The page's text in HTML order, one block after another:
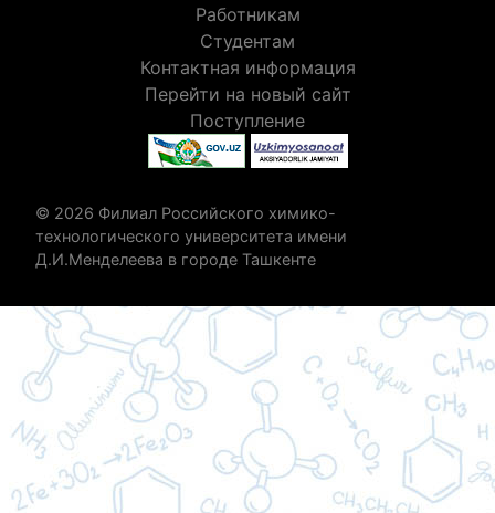
Работникам
Студентам
Контактная информация
Перейти на новый сайт
Поступление
© 2026 Филиал Российского химико-
технологического университета имени
Д.И.Менделеева в городе Ташкенте